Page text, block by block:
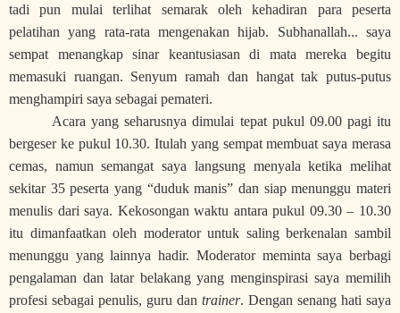
tadi pun mulai terlihat semarak oleh kehadiran para peserta
pelatihan yang rata-rata mengenakan hijab. Subhanallah... saya
sempat menangkap sinar keantusiasan di mata mereka begitu
memasuki ruangan. Senyum ramah dan hangat tak putus-putus
menghampiri saya sebagai pemateri.
Acara yang seharusnya dimulai tepat pukul 09.00 pagi itu
bergeser ke pukul 10.30. Itulah yang sempat membuat saya merasa
cemas, namun semangat saya langsung menyala ketika melihat
sekitar 35 peserta yang “duduk manis” dan siap menunggu materi
menulis dari saya. Kekosongan waktu antara pukul 09.30 – 10.30
itu dimanfaatkan oleh moderator untuk saling berkenalan sambil
menunggu yang lainnya hadir. Moderator meminta saya berbagi
pengalaman dan latar belakang yang menginspirasi saya memilih
profesi sebagai penulis, guru dan trainer. Dengan senang hati saya